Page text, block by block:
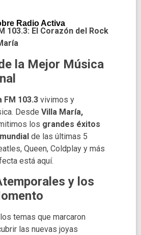
Radio Activa
103.3: El Corazón del Rock
la Mejor Música
FM 103.3 vivimos y
Desde Villa María,
los grandes éxitos
de las últimas 5
Queen, Coldplay y más
está aquí.
y los
temas que marcaron
las nuevas joyas